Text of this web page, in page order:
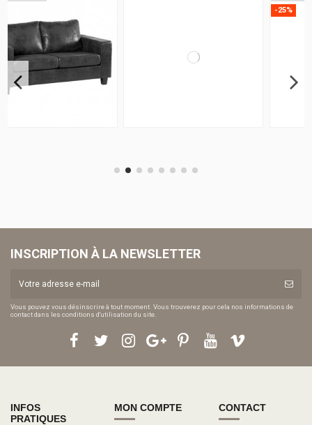
INSCRIPTION À LA NEWSLETTER
Vous pouvez vous désinscrire à tout moment. Vous trouverez pour cela nos informations de
contact dans les conditions d'utilisation du site.
INFOS
PRATIQUES
MON COMPTE CONTACT